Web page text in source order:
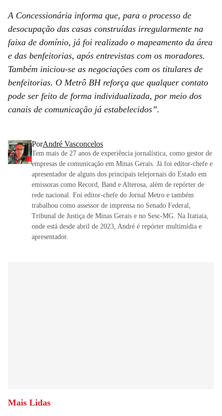
A Concessionária informa que, para o processo de
desocupação das casas construídas irregularmente na
faixa de domínio, já foi realizado o mapeamento da área
e das benfeitorias, após entrevistas com os moradores.
Também iniciou-se as negociações com os titulares de
benfeitorias. O Metrô BH reforça que qualquer contato
pode ser feito de forma individualizada, por meio dos
canais de comunicação já estabelecidos”.
PorAndré Vasconcelos
Tem mais de 27 anos de experiência jornalística, como gestor de
empresas de comunicação em Minas Gerais. Já foi editor-chefe e
apresentador de alguns dos principais telejornais do Estado em
emissoras como Record, Band e Alterosa, além de repórter de
rede nacional. Foi editor-chefe do Jornal Metro e também
trabalhou como assessor de imprensa no Senado Federal,
Tribunal de Justiça de Minas Gerais e no Sesc-MG. Na Itatiaia,
onde está desde abril de 2023, André é repórter multimídia e
apresentador.
Mais Lidas